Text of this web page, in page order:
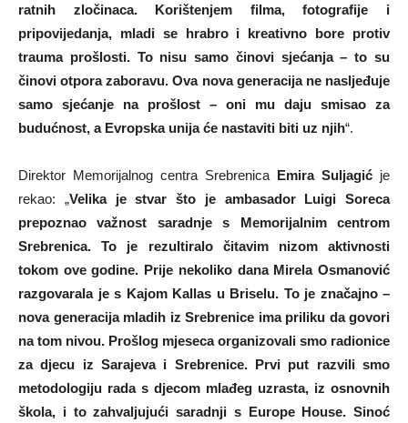
ratnih zločinaca. Korištenjem filma, fotografije i
pripovijedanja, mladi se hrabro i kreativno bore protiv
trauma prošlosti. To nisu samo činovi sjećanja – to su
činovi otpora zaboravu. Ova nova generacija ne nasljeđuje
samo sjećanje na prošlost – oni mu daju smisao za
budućnost, a Evropska unija će nastaviti biti uz njih“.
Direktor Memorijalnog centra Srebrenica Emira Suljagić je
rekao: „Velika je stvar što je ambasador Luigi Soreca
prepoznao važnost saradnje s Memorijalnim centrom
Srebrenica. To je rezultiralo čitavim nizom aktivnosti
tokom ove godine. Prije nekoliko dana Mirela Osmanović
razgovarala je s Kajom Kallas u Briselu. To je značajno –
nova generacija mladih iz Srebrenice ima priliku da govori
na tom nivou. Prošlog mjeseca organizovali smo radionice
za djecu iz Sarajeva i Srebrenice. Prvi put razvili smo
metodologiju rada s djecom mlađeg uzrasta, iz osnovnih
škola, i to zahvaljujući saradnji s Europe House. Sinoć